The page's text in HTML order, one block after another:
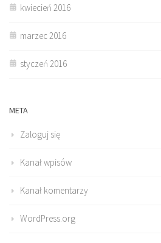
kwiecień 2016
marzec 2016
styczeń 2016
META
Zaloguj się
Kanał wpisów
Kanał komentarzy
WordPress.org